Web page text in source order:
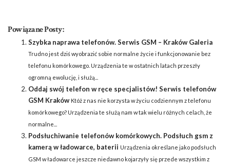
Powiązane Posty:
Szybka naprawa telefonów. Serwis GSM – Kraków Galeria
Trudno jest dziś wyobrazić sobie normalne życie i funkcjonowanie bez
telefonu komórkowego. Urządzenia te w ostatnich latach przeszły
ogromną ewolucję, i służą...
Oddaj swój telefon w ręce specjalistów! Serwis telefonów
GSM Kraków Któż z nas nie korzysta w życiu codziennym z telefonu
komórkowego? Urządzenia te służą nam w tak wielu różnych celach, że
normalne...
Podsłuchiwanie telefonów komórkowych. Podsłuch gsm z
kamerą w ładowarce, baterii Urządzenia określane jako podsłuch
GSM w ładowarce jeszcze niedawno kojarzyły się przede wszystkim z